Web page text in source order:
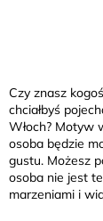
Czy znasz
chciałbyś
Włoch? Motyw
osoba będzie
gustu. Możesz
osoba nie jest
marzeniami i